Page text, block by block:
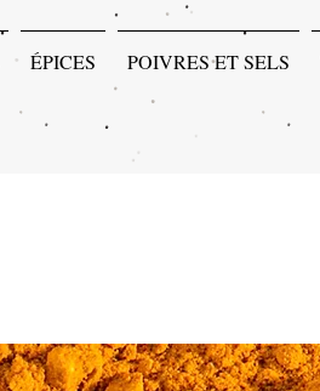
ÉPICES POIVRES ET SELS